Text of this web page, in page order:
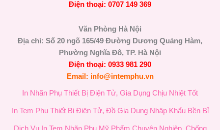
Điện thoại: 0707 149 369
Văn Phòng Hà Nội
Địa chỉ: Số 20 ngõ 165/49 Đường Dương Quảng Hàm,
Phường Nghĩa Đô, TP. Hà Nội
Điện thoại: 0933 981 290
Email: info@intemphu.vn
In Nhãn Phụ Thiết Bị Điện Tử, Gia Dụng Chịu Nhiệt Tốt
In Tem Phụ Thiết Bị Điện Tử, Đồ Gia Dụng Nhập Khẩu Bền Bỉ
Dịch Vụ In Tem Nhãn Phụ Mỹ Phẩm Chuyên Nghiệp, Chống